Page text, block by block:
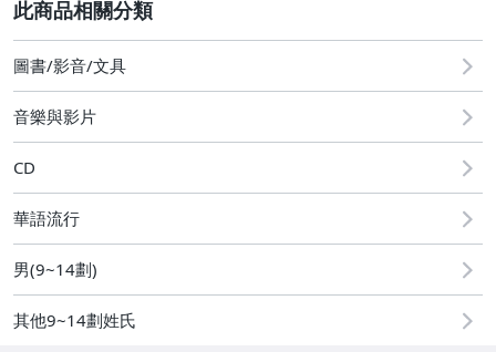
圖書/影音/文具
圖書/影音/文具
音樂與影片
CD
華語流行
男(9~14劃)
其他9~14劃姓氏